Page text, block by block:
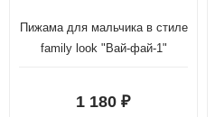
Пижама для мальчика в стиле
family look "Вай-фай-1"
1 180 ₽